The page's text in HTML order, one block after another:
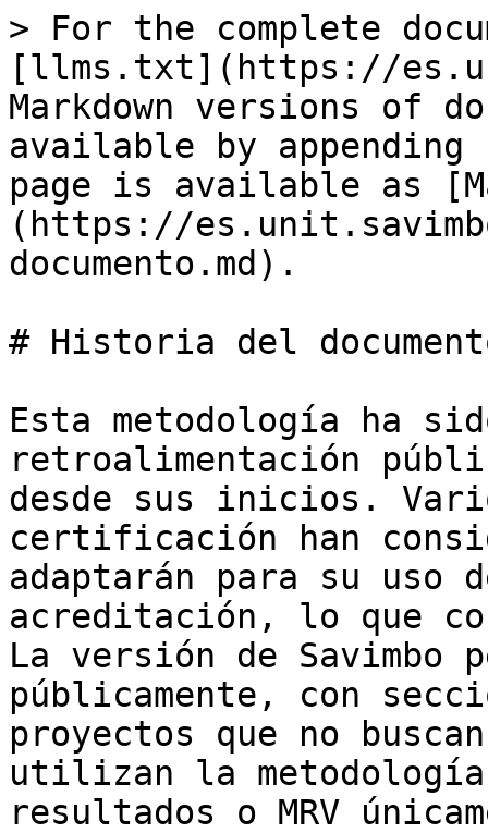
> For the complete
[llms.txt](https://
Markdown versions of
available by
page is available as
(https://
documento.md).
# Historia del
Esta metodología ha
retroalimentación
desde sus inicios.
certificación han
adaptarán para su uso
acreditación, lo que
La versión de Savimbo
públicamente, con
proyectos que no
utilizan la
resultados o MRV